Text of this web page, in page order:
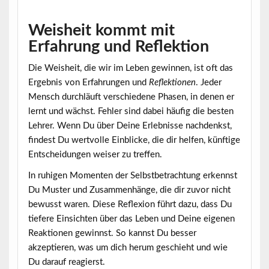
Weisheit kommt mit
Erfahrung und Reflektion
Die Weisheit, die wir im Leben gewinnen, ist oft das
Ergebnis von Erfahrungenund Reflektionen. Jeder
Mensch durchläuft verschiedene Phasen, in denen er
lernt und wächst. Fehler sind dabei häufig die besten
Lehrer. Wenn Du über Deine Erlebnisse nachdenkst,
findest Du wertvolle Einblicke, die dir helfen, künftige
Entscheidungen weiser zu treffen.
In ruhigen Momenten der Selbstbetrachtung erkennst
Du Muster und Zusammenhänge, die dir zuvor nicht
bewusst waren. Diese Reflexion führt dazu, dass Du
tiefere Einsichten über das Leben und Deine eigenen
Reaktionen gewinnst. So kannst Du besser
akzeptieren, was um dich herum geschieht und wie
Du darauf reagierst.